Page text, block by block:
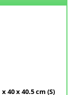
40 x 40.5 cm (S)